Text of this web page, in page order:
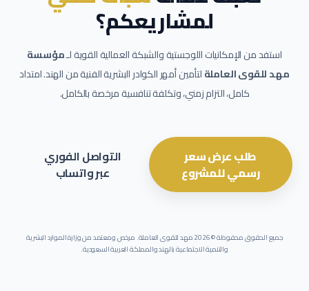
لمشاريعكم؟
استفد من الإمكانيات اللوجستية والشبكة العمالية القوية لـمؤسسة
مهد للقوى العاملةلتأمين أمهر الكوادر البشرية الفنية من الهند. امتداد
كامل، التزام زمني، وتكلفة تنافسية مرخصة بالكامل.
طلب عرض سعر
رسمي للمشروع
التواصل الفوري
عبر واتساب
جميع الحقوق محفوظة ©2026مهد للقوى العاملة. مرخص ومعتمد من وزارة الموارد البشرية
والتنمية الاجتماعية بالهند والمملكة العربية السعودية.